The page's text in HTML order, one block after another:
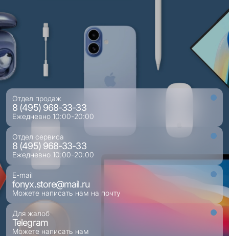
Отдел продаж
8 (495) 968-33-33
Ежедневно 10:00-20:00
Отдел сервиса
8 (495) 968-33-33
Ежедневно 10:00-20:00
E-mail
fonyx.store@mail.ru
Можете написать нам на почту
Для жалоб
Telegram
Можете написать нам